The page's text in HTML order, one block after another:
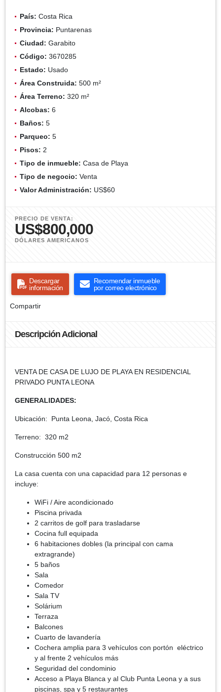
País: Costa Rica
Provincia: Puntarenas
Ciudad: Garabito
Código: 3670285
Estado: Usado
Área Construida: 500 m²
Área Terreno: 320 m²
Alcobas: 6
Baños: 5
Parqueo: 5
Pisos: 2
Tipo de inmueble: Casa de Playa
Tipo de negocio: Venta
Valor Administración: US$60
PRECIO DE VENTA:
US$800,000
DÓLARES AMERICANOS
Descargar
información
Recomendar inmueble
por correo electrónico
Compartir
Descripción Adicional
VENTA DE CASA DE LUJO DE PLAYA EN RESIDENCIAL
PRIVADO PUNTA LEONA
GENERALIDADES:
Ubicación: Punta Leona, Jacó, Costa Rica
Terreno: 320 m2
Construcción 500 m2
La casa cuenta con una capacidad para 12 personas e
incluye:
WiFi / Aire acondicionado
Piscina privada
2 carritos de golf para trasladarse
Cocina full equipada
6 habitaciones dobles (la principal con cama
extragrande)
5 baños
Sala
Comedor
Sala TV
Solárium
Terraza
Balcones
Cuarto de lavandería
Cochera amplia para 3 vehículos con portón eléctrico
y al frente 2 vehículos más
Seguridad del condominio
Acceso a Playa Blanca y al Club Punta Leona y a sus
piscinas, spa y 5 restaurantes